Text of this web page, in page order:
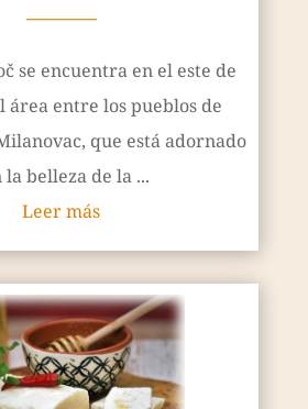
————
se encuentra en el este de
área entre los pueblos de
que está adornado
la belleza de la ...
Leer más